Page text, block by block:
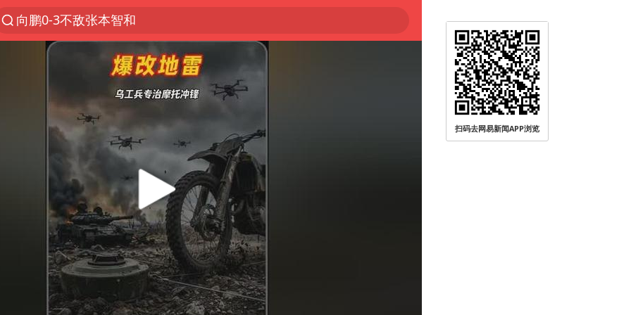
向鹏0-3不敌张本智和
我国货物贸易进出口超30万亿元
曝韩国足协为外籍裁判员安排色情招待
台风白海豚加强
佛山通报笔试前13被淘汰后5名进体检
“新疆阿勒泰八月能滑雪”不实
广东雷州通报特教老师招聘违规事件
陈幸同晋级WTT横滨冠军赛8强
泰国枪击案凶手先杀祖父母后行凶
“立秋的第一杯奶茶”又爆单了
超颖电子拟投资20.86亿建设新项目
扫码去网易新闻APP浏览